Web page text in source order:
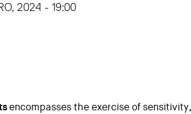
2024 - 19:00
encompasses the exercise of